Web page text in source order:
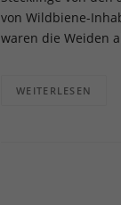
von Wildbiene-
waren die Weiden
WEITERLESEN